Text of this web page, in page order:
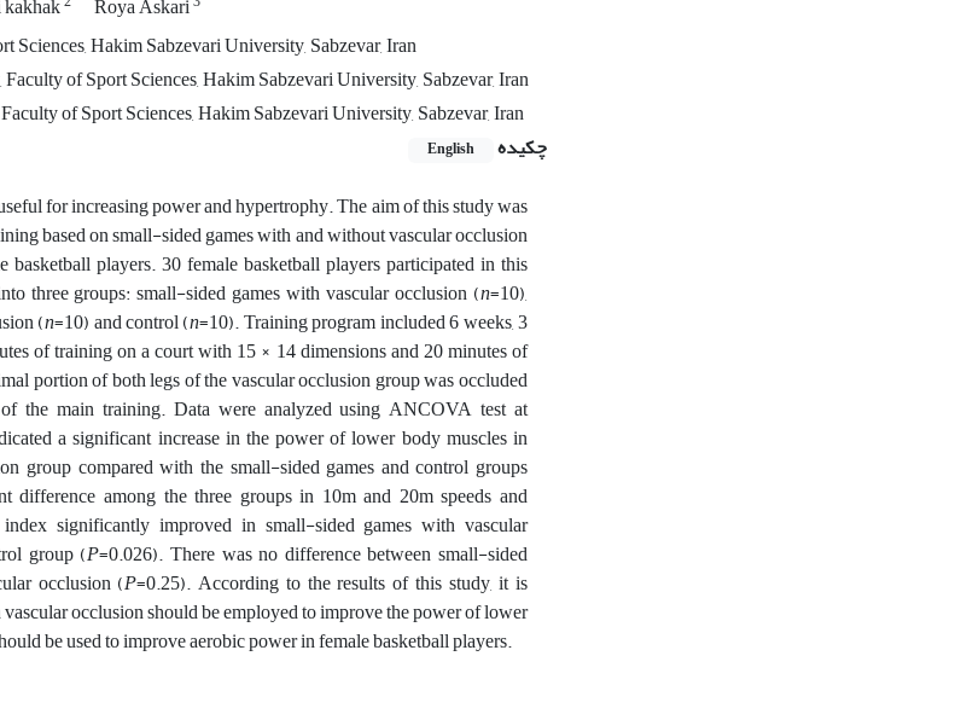
Roya Askari
Hakim Sabzevari University, Sabzevar, Iran
of Sport Sciences, Hakim Sabzevari University, Sabzevar, Iran
of Sport Sciences, Hakim Sabzevari University, Sabzevar, Iran
چکیده
English
for increasing power and hypertrophy. The aim of this study was
based on small-sided games with and without vascular occlusion
players. 30 female basketball players participated in this
three groups: small-sided games with vascular occlusion (n=10),
(n=10) and control (n=10). Training program included 6 weeks, 3
of training on a court with 15 × 14 dimensions and 20 minutes of
portion of both legs of the vascular occlusion group was occluded
the main training. Data were analyzed using ANCOVA test at
a significant increase in the power of lower body muscles in
group compared with the small-sided games and control groups
difference among the three groups in 10m and 20m speeds and
significantly improved in small-sided games with vascular
group (P=0.026). There was no difference between small-sided
occlusion (P=0.25). According to the results of this study, it is
occlusion should be employed to improve the power of lower
be used to improve aerobic power in female basketball players.